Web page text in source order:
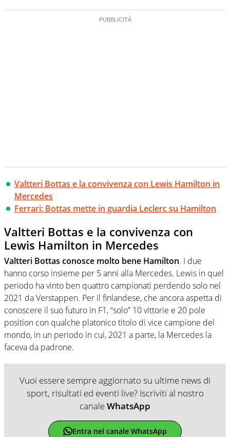
Valtteri Bottas e la convivenza con Lewis Hamilton in
Mercedes
Ferrari: Bottas mette in guardia Leclerc su Hamilton
Valtteri Bottas e la convivenza con
Lewis Hamilton in Mercedes
Valtteri Bottas conosce molto bene Hamilton. I due
hanno corso insieme per 5 anni alla Mercedes. Lewis in quel
periodo ha vinto ben quattro campionati perdendo solo nel
2021 da Verstappen. Per il finlandese, che ancora aspetta di
conoscere il suo futuro in F1, “solo” 10 vittorie e 20 pole
position con qualche platonico titolo di vice campione del
mondo, in un periodo in cui, 2021 a parte, la Mercedes la
faceva da padrone.
Vuoi essere sempre aggiornato su ultime news di
sport, risultati ed eventi live? Iscriviti al nostro
canaleWhatsApp
Entra nel canale WhatsApp